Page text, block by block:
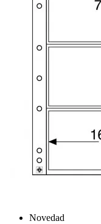
Novedad